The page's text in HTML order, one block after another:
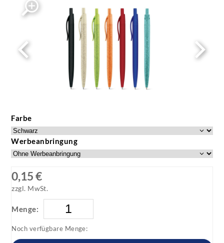
Farbe
Werbeanbringung
0,15 €
zzgl. MwSt.
Menge:
Noch verfügbare Menge: